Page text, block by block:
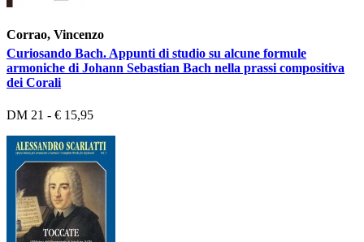
Corrao, Vincenzo
Curiosando Bach. Appunti di studio su alcune formule
armoniche di Johann Sebastian Bach nella prassi compositiva
dei Corali
DM 21 - € 15,95